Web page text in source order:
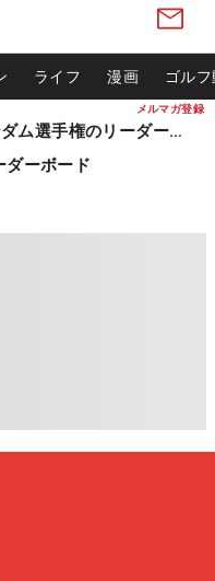
メルマガ登録
ライフ 漫画 ゴル
松山英樹ら出場 ウィンダム選手権のリーダーボード
ーボード